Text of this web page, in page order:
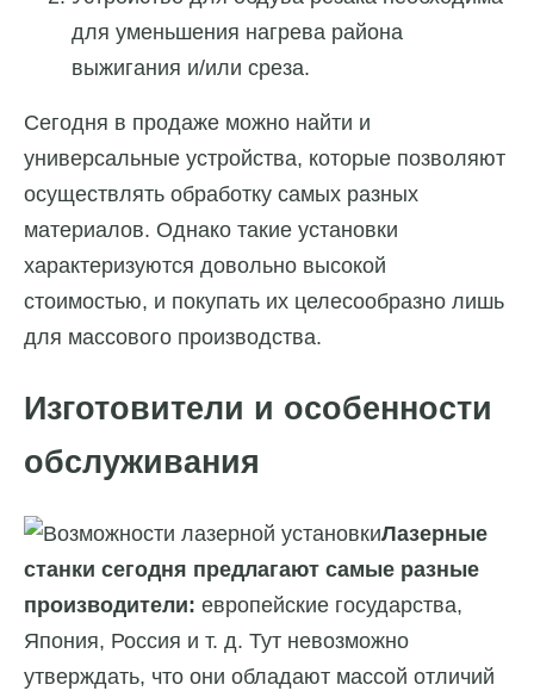
для уменьшения нагрева района
выжигания и/или среза.
Сегодня в продаже можно найти и
универсальные устройства, которые позволяют
осуществлять обработку самых разных
материалов. Однако такие установки
характеризуются довольно высокой
стоимостью, и покупать их целесообразно лишь
для массового производства.
Изготовители и особенности
обслуживания
Лазерные
станки сегодня предлагают самые разные
производители: европейские государства,
Япония, Россия и т. д. Тут невозможно
утверждать, что они обладают массой отличий